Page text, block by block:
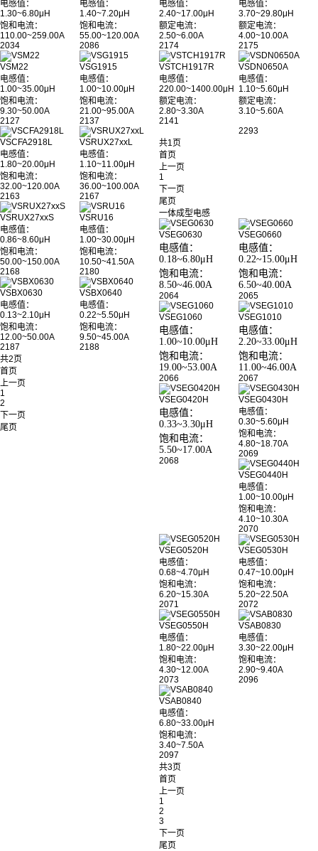
电感值：
1.30~6.80μH
饱和电流：
110.00~259.00A
2034
电感值：
1.40~7.20μH
饱和电流：
55.00~120.00A
2086
VSM22
电感值：
1.00~35.00μH
饱和电流：
9.30~50.00A
2127
VSG1915
电感值：
1.00~10.00μH
饱和电流：
21.00~95.00A
2137
VSCFA2918L
电感值：
1.80~20.00μH
饱和电流：
32.00~120.00A
2163
VSRUX27xxL
电感值：
1.10~11.00μH
饱和电流：
36.00~100.00A
2167
VSRUX27xxS
电感值：
0.86~8.60μH
饱和电流：
50.00~150.00A
2168
VSRU16
电感值：
1.00~30.00μH
饱和电流：
10.50~41.50A
2180
VSBX0630
电感值：
0.13~2.10μH
饱和电流：
12.00~50.00A
2187
VSBX0640
电感值：
0.22~5.50μH
饱和电流：
9.50~45.00A
2188
共2页
首页
上一页
1
2
下一页
尾页
电感值：
2.40~17.00μH
额定电流：
2.50~6.00A
2174
电感值：
3.70~29.80μH
额定电流：
4.00~10.00A
2175
VSTCH1917R
电感值：
220.00~1400.00μH
额定电流：
2.80~3.30A
2141
VSDN0650A
电感值：
1.10~5.60μH
额定电流：
3.10~5.60A
2293
共1页
首页
上一页
1
下一页
尾页
一体成型电感
VSEG0630
电感值：
0.18~6.80μH
饱和电流：
8.50~46.00A
2064
VSEG0660
电感值：
0.22~15.00μH
饱和电流：
6.50~40.00A
2065
VSEG1060
电感值：
1.00~10.00μH
饱和电流：
19.00~53.00A
2066
VSEG1010
电感值：
2.20~33.00μH
饱和电流：
11.00~46.00A
2067
VSEG0420H
电感值：
0.33~3.30μH
饱和电流：
5.50~17.00A
2068
VSEG0430H
电感值：
0.30~5.60μH
饱和电流：
4.80~18.70A
2069
VSEG0440H
电感值：
1.00~10.00μH
饱和电流：
4.10~10.30A
2070
VSEG0520H
电感值：
0.68~4.70μH
饱和电流：
6.20~15.30A
2071
VSEG0530H
电感值：
0.47~10.00μH
饱和电流：
5.20~22.50A
2072
VSEG0550H
电感值：
1.80~22.00μH
饱和电流：
4.30~12.00A
2073
VSAB0830
电感值：
3.30~22.00μH
饱和电流：
2.90~9.40A
2096
VSAB0840
电感值：
6.80~33.00μH
饱和电流：
3.40~7.50A
2097
共3页
首页
上一页
1
2
3
下一页
尾页